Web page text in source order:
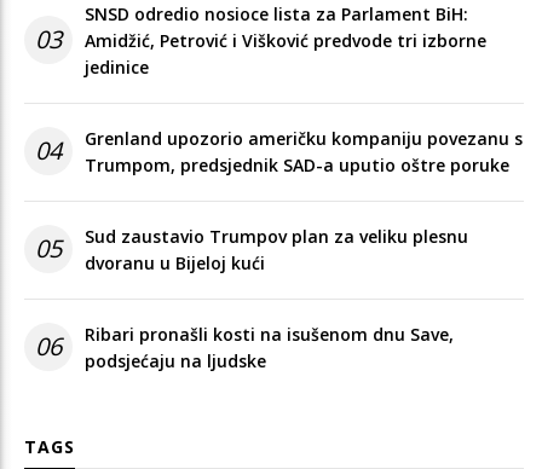
03
SNSD odredio nosioce lista za Parlament BiH:
Amidžić, Petrović i Višković predvode tri izborne
jedinice
04
Grenland upozorio američku kompaniju povezanu s
Trumpom, predsjednik SAD-a uputio oštre poruke
05
Sud zaustavio Trumpov plan za veliku plesnu
dvoranu u Bijeloj kući
06
Ribari pronašli kosti na isušenom dnu Save,
podsjećaju na ljudske
TAGS